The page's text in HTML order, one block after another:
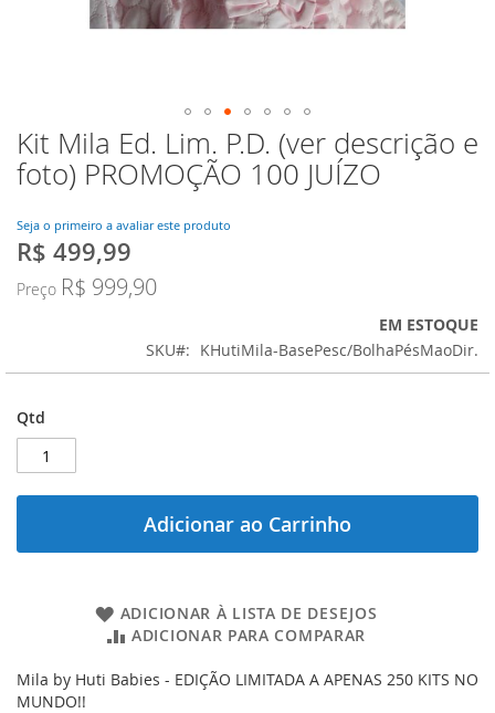
Kit Mila Ed. Lim. P.D. (ver descrição e
foto) PROMOÇÃO 100 JUÍZO
Seja o primeiro a avaliar este produto
Preço
R$ 499,99
Preço R$ 999,90
EM ESTOQUE
SKU
KHutiMila-BasePesc/BolhaPésMaoDir.
Qtd
Adicionar ao Carrinho
ADICIONAR À LISTA DE DESEJOS
ADICIONAR PARA COMPARAR
Mila by Huti Babies - EDIÇÃO LIMITADA A APENAS 250 KITS NO
MUNDO!!
Saltar
para
o
da
Galeria
imagens